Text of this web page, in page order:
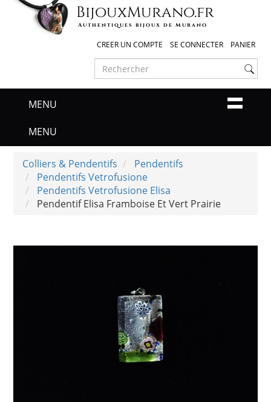
BijouxMurano.fr
Authentiques bijoux de Murano
CREER UN COMPTE SE CONNECTER PANIER
MENU
MENU
Colliers & Pendentifs
Pendentifs
Pendentifs Vetrofusione
Pendentifs Vetrofusione Elisa
Pendentif Elisa Framboise Et Vert Prairie